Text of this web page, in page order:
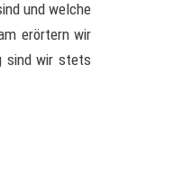
und welche
erörtern wir
sind wir stets